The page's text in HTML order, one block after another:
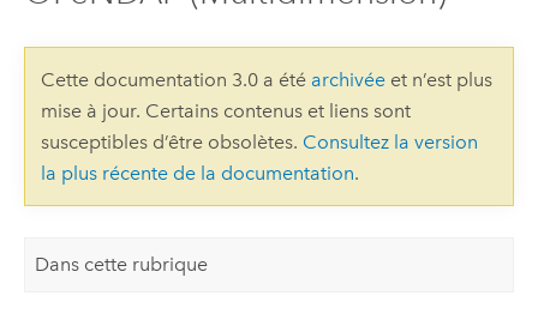
Cette documentation 3.0 a été archivéeet n’est plus
mise à jour. Certains contenus et liens sont
susceptibles d’être obsolètes. Consultez la version
la plus récente de la documentation.
Dans cette rubrique